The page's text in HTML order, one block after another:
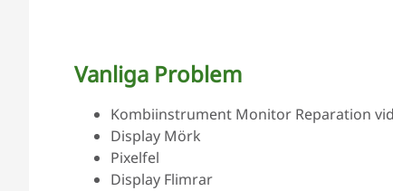
Vanliga Problem
Kombiinstrument Monitor Reparation
Display Mörk
Pixelfel
Display Flimrar